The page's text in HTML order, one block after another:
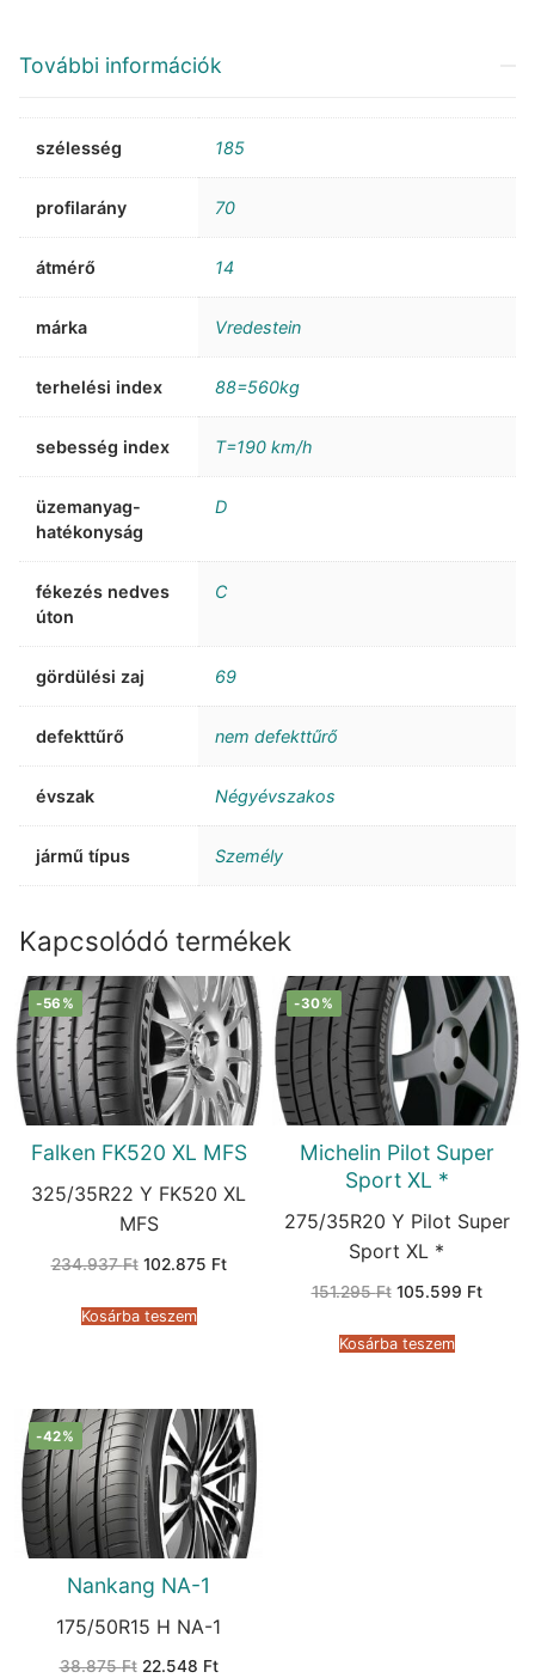
További információk
szélesség 185
profilarány 70
átmérő 14
márka Vredestein
terhelési index 88=560kg
sebesség index T=190 km/h
üzemanyag-
hatékonyság
D
fékezés nedves
úton
C
gördülési zaj 69
defekttűrő nem defekttűrő
évszak Négyévszakos
jármű típus Személy
Kapcsolódó termékek
-56%
Falken FK520 XL MFS
325/35R22 Y FK520 XL
MFS
234.937Ft Original
234.937 Ft.
102.875 FtCurrent
Kosárba teszem
-30%
Michelin Pilot Super
Sport XL *
275/35R20 Y Pilot Super
Sport XL *
151.295Ft Original
151.295 Ft.
105.599 Ft
Kosárba teszem
-42%
Nankang NA-1
175/50R15 H NA-1
38.875Ft Original
22.548 FtCurrent